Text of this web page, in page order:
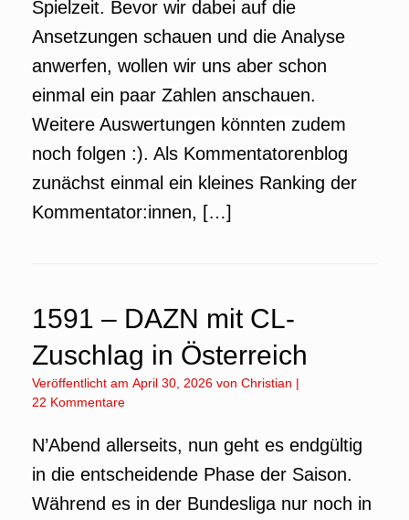
Spielzeit. Bevor wir dabei auf die
Ansetzungen schauen und die Analyse
anwerfen, wollen wir uns aber schon
einmal ein paar Zahlen anschauen.
Weitere Auswertungen könnten zudem
noch folgen :). Als Kommentatorenblog
zunächst einmal ein kleines Ranking der
Kommentator:innen, […]
1591 – DAZN mit CL-
Zuschlag in Österreich
Veröffentlicht am April 30, 2026 von Christian |
22 Kommentare
N’Abend allerseits, nun geht es endgültig
in die entscheidende Phase der Saison.
Während es in der Bundesliga nur noch in